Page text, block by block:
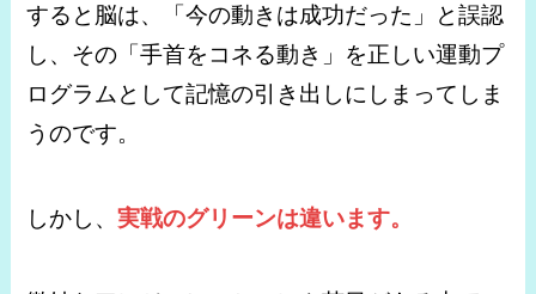
すると脳は、「今の動きは成功だった」と誤認
し、その「手首をコネる動き」を正しい運動プ
ログラムとして記憶の引き出しにしまってしま
うのです。
しかし、実戦のグリーンは違います。